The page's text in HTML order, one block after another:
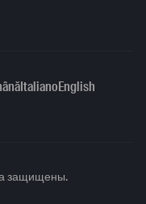
ItalianoEnglish
защищены.